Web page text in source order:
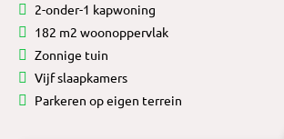
2-onder-1 kapwoning
182 m2 woonoppervlak
Zonnige tuin
Vijf slaapkamers
Parkeren op eigen terrein